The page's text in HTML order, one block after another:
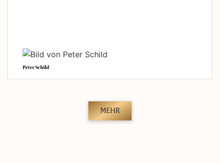
Peter Schild
MEHR